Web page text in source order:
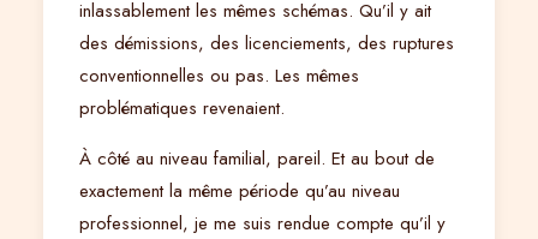
inlassablement les mêmes schémas. Qu’il y ait
des démissions, des licenciements, des ruptures
conventionnelles ou pas. Les mêmes
problématiques revenaient.
À côté au niveau familial, pareil. Et au bout de
exactement la même période qu’au niveau
professionnel, je me suis rendue compte qu’il y